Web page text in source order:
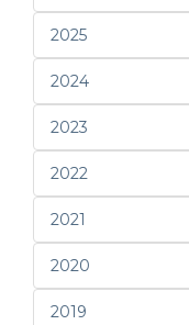
2025
2024
2023
2022
2021
2020
2019